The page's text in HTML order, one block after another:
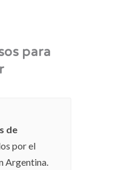
para
de
por el
Argentina.